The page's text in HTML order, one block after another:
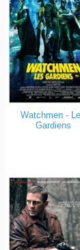
Watchmen -
Gardiens